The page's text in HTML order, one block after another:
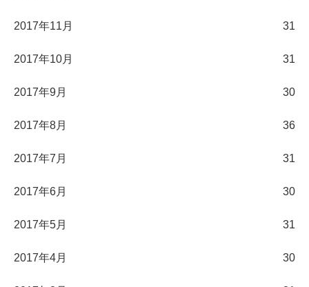
2017年11月 31
2017年10月 31
2017年9月 30
2017年8月 36
2017年7月 31
2017年6月 30
2017年5月 31
2017年4月 30